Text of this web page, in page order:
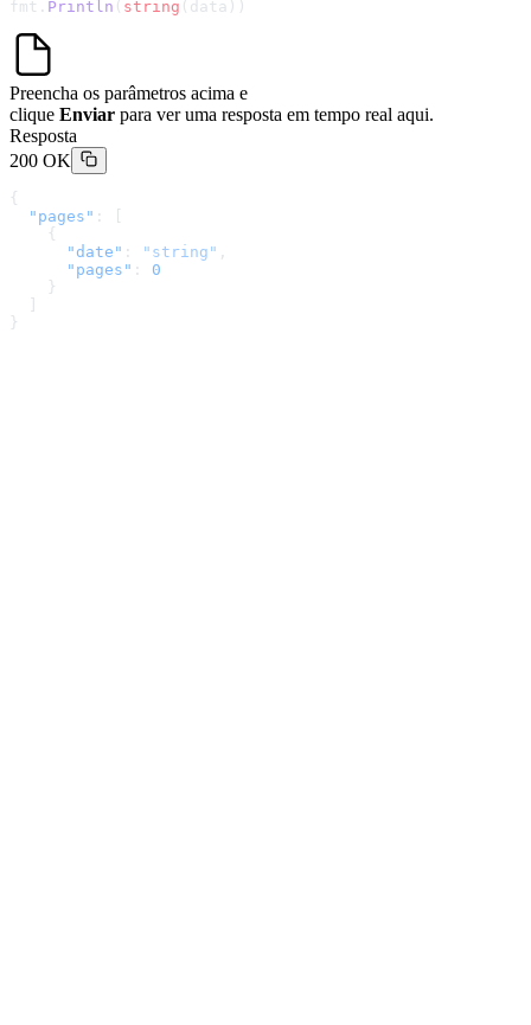
fmt. Println ( string (data))
Preencha os parâmetros acima e
clique Enviar para ver uma resposta em tempo real aqui.
Resposta
200 OK
{
  "pages"
: [
    {
      "date"
: "string" ,
      "pages"
: 0
    }
}